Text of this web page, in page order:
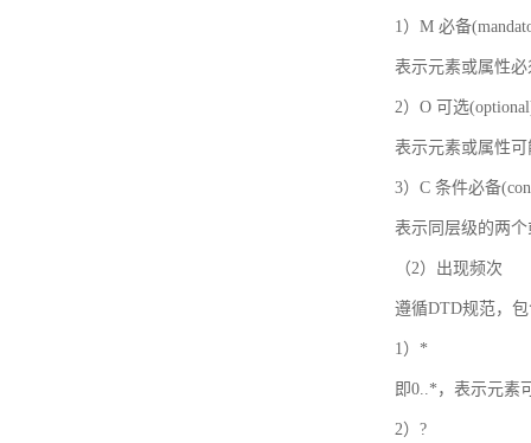
1）M 必备
表示元素或属性
2）O 可选
表示元素或属性
3）C 条件必备
表示同层级的两
（2）出现频次
遵循DTD规范，
1）*
即0..*，表示元素
2）?